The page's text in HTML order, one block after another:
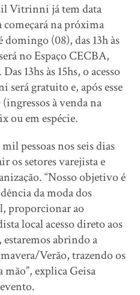
Vitrinni já tem data
começará na próxima
domingo (08), das 13h às
no Espaço CECBA,
13hs às 15hs, o acesso
gratuito e, após esse
à venda na
ou em espécie.
mil pessoas nos seis dias
os setores varejista e
“Nosso objetivo é
da moda dos
proporcionar ao
local acesso direto aos
abrindo a
Verão, trazendo os
explica Geisa